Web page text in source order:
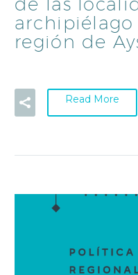
archipiélago
región de
Read More